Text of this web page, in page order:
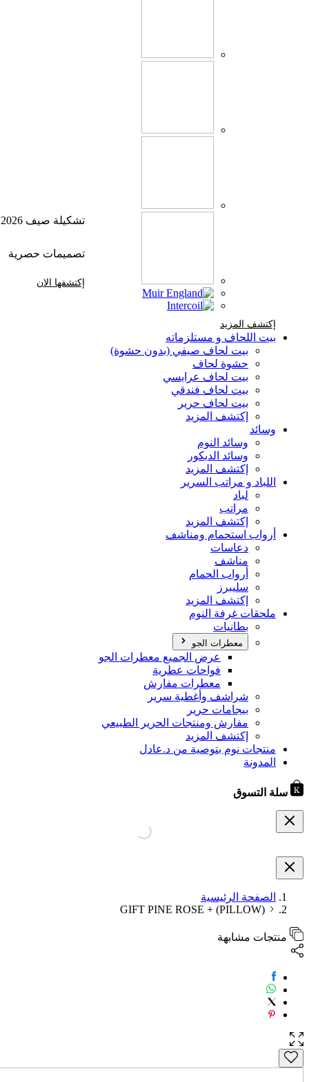
إكتشف المزيد
تشكيلة صيف 2026
تصميمات حصرية
إكتشفها الان
بيت اللحاف و مستلزماته
بيت لحاف صيفي (بدون حشوة)
حشوة لحاف
بيت لحاف عرايسي
بيت لحاف فندقي
بيت لحاف حرير
إكتشف المزيد
وسائد
وسائد النوم
وسائد الديكور
إكتشف المزيد
اللباد و مراتب السرير
لباد
مراتب
إكتشف المزيد
أرواب استحمام ومناشف
دعاسات
مناشف
أرواب الحمام
سليبرز
إكتشف المزيد
ملحقات غرفة النوم
بطانيات
معطرات الجو
عرض الجميع معطرات الجو
فواحات عطرية
معطرات مفارش
شراشف وأغطية سرير
بيجامات حرير
مفارش ومنتجات الحرير الطبيعي
إكتشف المزيد
منتجات نوم بتوصية من د.عادل
المدونة
سلة التسوق
الصفحة الرئيسية
GIFT PINE ROSE + (PILLOW)
منتجات مشابهة